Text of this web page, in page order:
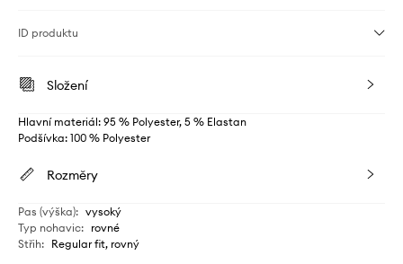
ID produktu
Složení
Hlavní materiál: 95 % Polyester, 5 % Elastan
Podšívka: 100 % Polyester
Rozměry
Pas (výška): vysoký
Typ nohavic: rovné
Střih: Regular fit, rovný